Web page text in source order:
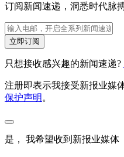
订阅新闻速递，洞悉时代脉搏
立即订阅
只想接收感兴趣的新闻速递?
注册即表示我接受新报业媒
保护声明 。
是， 我希望收到新报业媒体